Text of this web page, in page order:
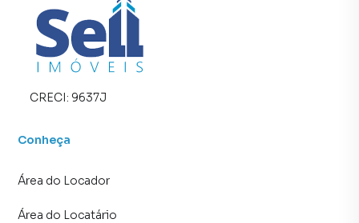
CRECI: 9637J
Conheça
Área do Locador
Área do Locatário